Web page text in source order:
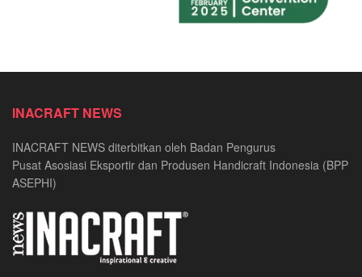
INACRAFT NEWS
INACRAFT NEWS diterbitkan oleh Badan Pengurus
Pusat Asosiasi Eksportir dan Produsen Handicraft Indonesia (BPP
ASEPHI)